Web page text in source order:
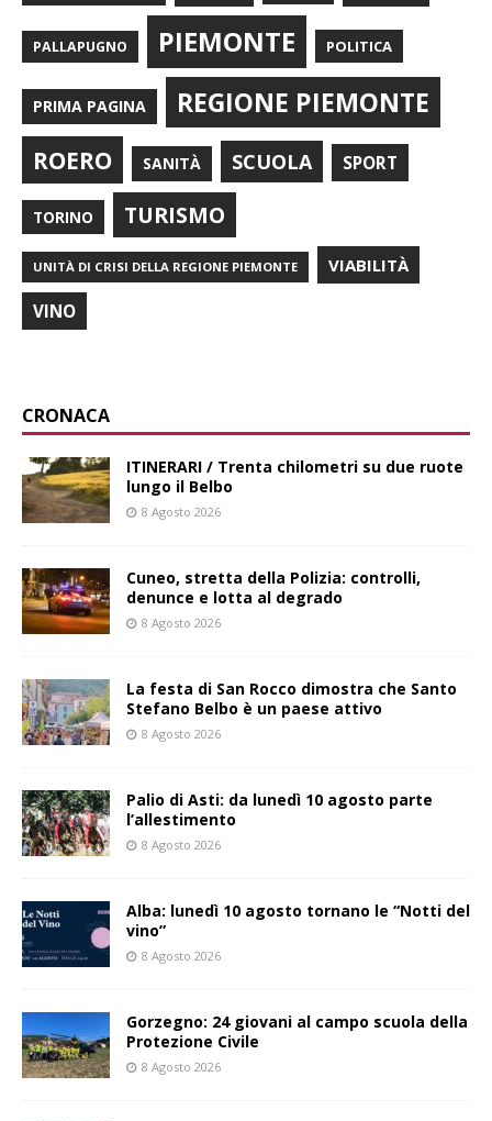
PALLAPUGNO PIEMONTE POLITICA
PRIMA PAGINA REGIONE PIEMONTE
ROERO SANITÀ SCUOLA SPORT
TORINO TURISMO
UNITÀ DI CRISI DELLA REGIONE PIEMONTE VIABILITÀ
VINO
CRONACA
ITINERARI / Trenta chilometri su due ruote
lungo il Belbo
8 Agosto 2026
Cuneo, stretta della Polizia: controlli,
denunce e lotta al degrado
8 Agosto 2026
La festa di San Rocco dimostra che Santo
Stefano Belbo è un paese attivo
8 Agosto 2026
Palio di Asti: da lunedì 10 agosto parte
l’allestimento
8 Agosto 2026
Alba: lunedì 10 agosto tornano le “Notti del
vino”
8 Agosto 2026
Gorzegno: 24 giovani al campo scuola della
Protezione Civile
8 Agosto 2026